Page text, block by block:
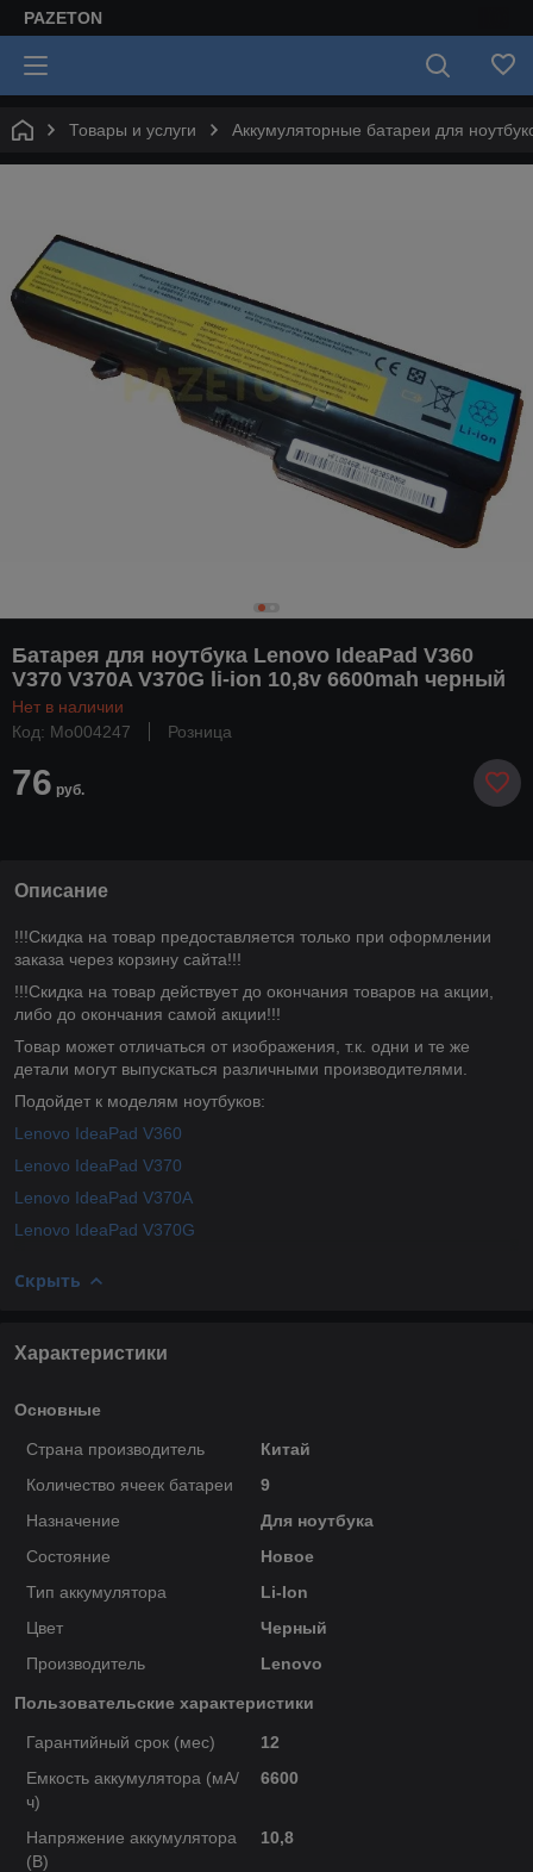
PAZETON
Товары и услуги Аккумуляторные батареи для
Батарея для ноутбука Lenovo IdeaPad V360
V370 V370A V370G li-ion 10,8v 6600mah черный
Нет в наличии
Код: Mo004247
Розница
76 руб.
Описание
!!!Скидка на товар предоставляется только при оформлении
заказа через корзину сайта!!!
!!!Скидка на товар действует до окончания товаров на акции,
либо до окончания самой акции!!!
Товар может отличаться от изображения, т.к. одни и те же
детали могут выпускаться различными производителями.
Подойдет к моделям ноутбуков:
Lenovo IdeaPad V360
Lenovo IdeaPad V370
Lenovo IdeaPad V370A
Lenovo IdeaPad V370G
Скрыть
Характеристики
Основные
Страна производитель
Китай
Количество ячеек батареи
9
Назначение
Для ноутбука
Состояние
Новое
Тип аккумулятора
Li-Ion
Цвет
Черный
Производитель
Lenovo
Пользовательские характеристики
Гарантийный срок (мес)
12
Емкость аккумулятора (мА/
ч)
6600
Напряжение аккумулятора
(В)
10,8